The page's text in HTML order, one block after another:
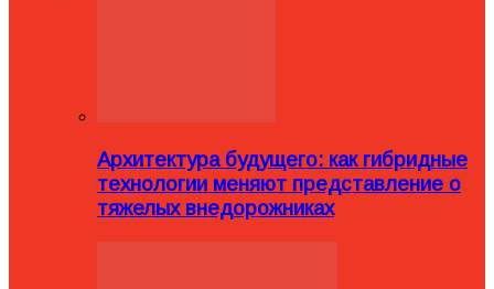
Архитектура будущего: как гибридные
технологии меняют представление о
тяжелых внедорожниках